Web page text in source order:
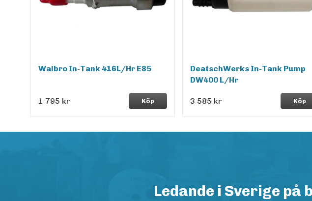
Walbro In-Tank 416L/Hr E85
1 795 kr Köp
DeatschWerks In-Tank Pump
DW400 L/Hr
3 585 kr Köp
Ledande i Sverige på